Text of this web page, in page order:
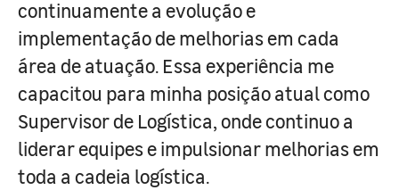
continuamente a evolução e
implementação de melhorias em cada
área de atuação. Essa experiência me
capacitou para minha posição atual como
Supervisor de Logística, onde continuo a
liderar equipes e impulsionar melhorias em
toda a cadeia logística.